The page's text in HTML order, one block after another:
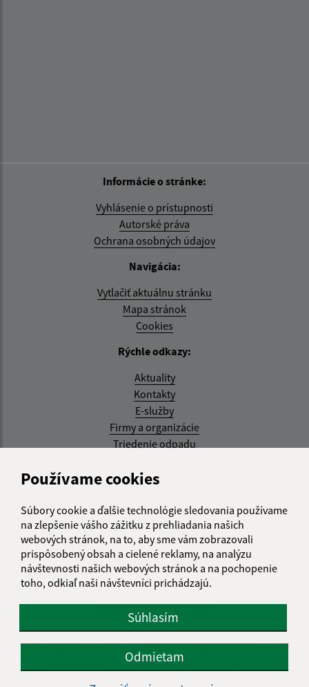
Používame cookies
Súbory cookie a ďalšie technológie sledovania používame
na zlepšenie vášho zážitku z prehliadania našich
webových stránok, na to, aby sme vám zobrazovali
prispôsobený obsah a cielené reklamy, na analýzu
návštevnosti našich webových stránok a na pochopenie
toho, odkiaľ naši návštevníci prichádzajú.
Súhlasím
Odmietam
Informácie o stránke:
Vyhlásenie o prístupnosti
Autorské práva
Ochrana osobných údajov
Navigácia:
Vytlačiť aktuálnu stránku
Mapa stránok
Cookies
Rýchle odkazy:
Aktuality
Kontakty
E-služby
Firmy a organizácie
Triedenie odpadu
Aktualizované:
RSS
Správca obsahu:
Správca obsahu je Obec Kysak.
Vytvorené v súlade sJednotným dizajn manuálom
elektronických služieb.
web portál webhosting webex.digital, s.r.o.
domény
spoločnosť webex.digital, s.r.o.